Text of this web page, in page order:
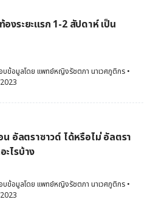
องระยะแรก 1-2 สัปดาห์ เป็น
บข้อมูลโดย แพทย์หญิงรัชตภา นาเวศภูติกร •
น อัลตราซาวด์ ได้หรือไม่ อัลตรา
ะไรบ้าง
บข้อมูลโดย แพทย์หญิงรัชตภา นาเวศภูติกร •